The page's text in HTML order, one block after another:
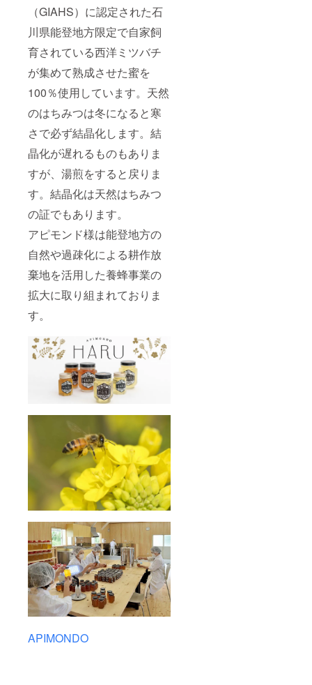
（GIAHS）に認定された石
川県能登地方限定で自家飼
育されている西洋ミツバチ
が集めて熟成させた蜜を
100％使用しています。天然
のはちみつは冬になると寒
さで必ず結晶化します。結
晶化が遅れるものもありま
すが、湯煎をすると戻りま
す。結晶化は天然はちみつ
の証でもあります。
アピモンド様は能登地方の
自然や過疎化による耕作放
棄地を活用した養蜂事業の
拡大に取り組まれておりま
す。
APIMONDO